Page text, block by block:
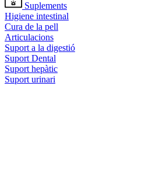
Suplements
Higiene intestinal
Cura de la pell
Articulacions
Suport a la digestió
Suport Dental
Suport hepàtic
Suport urinari